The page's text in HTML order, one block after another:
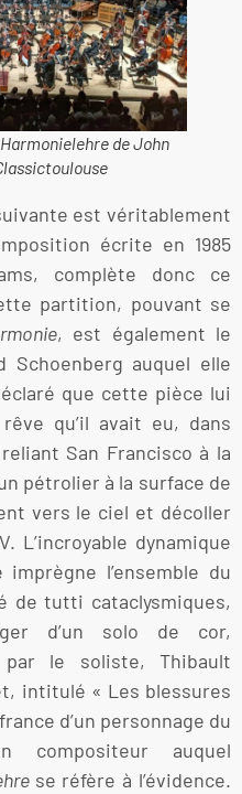
Harmonielehre de John
est véritablement
écrite en 1985
complète donc ce
partition, pouvant se
, est également le
Schoenberg auquel elle
que cette pièce lui
qu’il avait eu, dans
San Francisco à la
pétrolier à la surface de
vers le ciel et décoller
L’incroyable dynamique
l’ensemble du
de tutti cataclysmiques,
d’un solo de cor,
par le soliste, Thibault
intitulé « Les blessures
d’un personnage du
compositeur auquel
se réfère à l’évidence.